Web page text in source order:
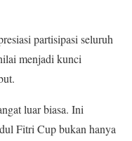
partisipasi seluruh
menjadi kunci
luar biasa. Ini
Fitri Cup bukan hanya